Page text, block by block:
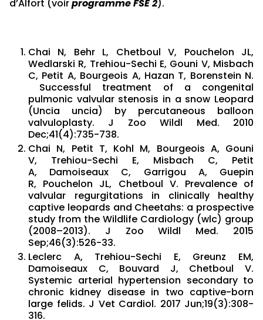
d’Alfort (voirprogramme FSE 2).
Chai N, Behr L, Chetboul V, Pouchelon JL,
Wedlarski R, Trehiou-Sechi E, Gouni V, Misbach
C, Petit A, Bourgeois A, Hazan T, Borenstein N.
Successful treatment of a congenital
pulmonic valvular stenosis in a snow Leopard
(Uncia uncia) by percutaneous balloon
valvuloplasty. J Zoo Wildl Med. 2010
Dec;41(4):735-738.
Chai N, Petit T, Kohl M, Bourgeois A, Gouni
V, Trehiou-Sechi E, Misbach C, Petit
A, Damoiseaux C, Garrigou A, Guepin
R, Pouchelon JL, Chetboul V. Prevalence of
valvular regurgitations in clinically healthy
captive leopards and Cheetahs: a prospective
study from the Wildlife Cardiology (wlc) group
(2008–2013). J Zoo Wildl Med. 2015
Sep;46(3):526-33.
Leclerc A, Trehiou-Sechi E, Greunz EM,
Damoiseaux C, Bouvard J, Chetboul V.
Systemic arterial hypertension secondary to
chronic kidney disease in two captive-born
large felids. J Vet Cardiol. 2017 Jun;19(3):308-
316.